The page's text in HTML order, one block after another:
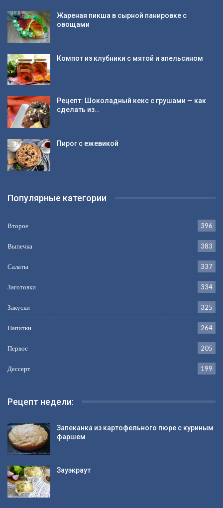
Жареная пикша в сырной панировке с
овощами
Компот из клубники с мятой и апельсином
Рецепт: Шоколадный кекс с грушами — как
сделать из…
Пирог с ежевикой
Популярные категории
Второе 396
Выпечка 383
Салаты 337
Заготовки 334
Закуски 325
Напитки 264
Первое 205
Дессерт 199
Рецепт недели:
Запеканка из картофельного пюре с куриным
фаршем
Зауэкраут